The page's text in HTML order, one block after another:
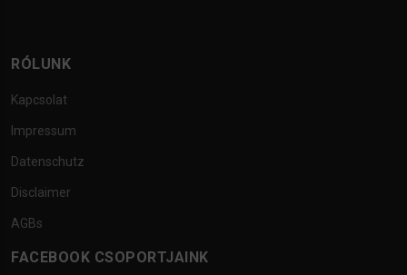
RÓLUNK
Kapcsolat
Impressum
Datenschutz
Disclaimer
AGBs
FACEBOOK CSOPORTJAINK